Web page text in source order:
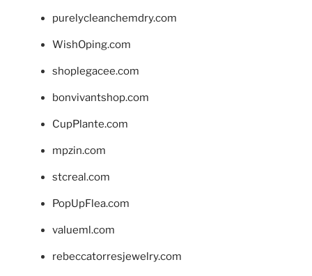
purelycleanchemdry.com
WishOping.com
shoplegacee.com
bonvivantshop.com
CupPlante.com
mpzin.com
stcreal.com
PopUpFlea.com
valueml.com
rebeccatorresjewelry.com